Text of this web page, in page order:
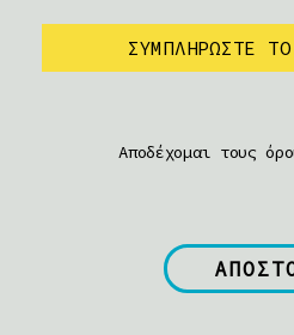
Αποδέχομαι τους